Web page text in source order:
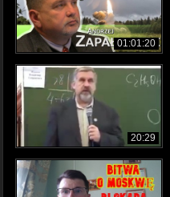
01:01:20
20:29